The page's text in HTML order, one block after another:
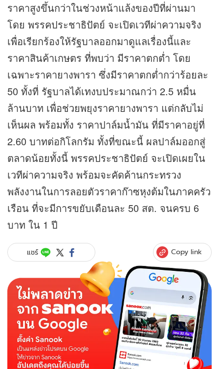
ราคาสูงขึ้นกว่าในช่วงหน้าแล้งของปีที่ผ่านมา
โดย พรรคประชาธิปัตย์ จะเปิดเวทีผ่าความจริง
เพื่อเรียกร้องให้รัฐบาลออกมาดูแลเรื่องนี้และ
ราคาสินค้าเกษตร ที่พบว่า มีราคาตกต่ำ โดย
เฉพาะราคายางพารา ซึ่งมีราคาตกต่ำกว่าร้อยละ
50 ทั้งที่ รัฐบาลได้เทงบประมาณกว่า 2.5 หมื่น
ล้านบาท เพื่อช่วยพยุงราคายางพารา แต่กลับไม่
เห็นผล พร้อมทั้ง ราคาปาล์มน้ำมัน ที่มีราคาอยู่ที่
2.60 บาทต่อกิโลกรัม ทั้งที่ขณะนี้ ผลปาล์มออกสู่
ตลาดน้อยทั้งนี้ พรรคประชาธิปัตย์ จะเปิดเผยใน
เวทีผ่าความจริง พร้อมจะคัดค้านกระทรวง
พลังงานในการลอยตัวราคาก๊าซหุงต้มในภาคครัว
เรือน ที่จะมีการขยับเดือนละ 50 สต. จนครบ 6
บาท ใน 1 ปี
แชร์ Copy link